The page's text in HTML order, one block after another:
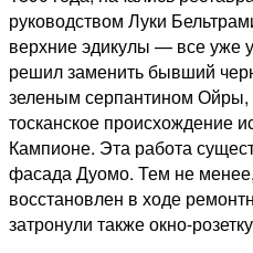
руководством Луки
верхние эдикулы — все уже
решил заменить бывший
зеленым серпантином Ойры,
тосканское происхождение
Кампионе. Эта работа
фасада Дуомо. Тем не
восстановлен в ходе
затронули также окно-